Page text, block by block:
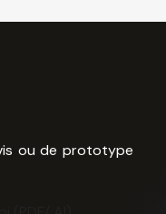
ou de prototype